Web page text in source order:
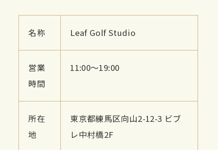
名称 Leaf Golf Studio
営業
時間
11:00〜19:00
所在
地
東京都練馬区向山2-12-3 ビブ
レ中村橋2F